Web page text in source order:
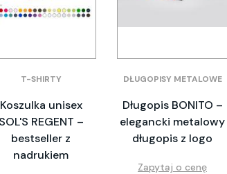
T-SHIRTY
Koszulka unisex
SOL'S REGENT –
bestseller z
nadrukiem
DŁUGOPISY METALOWE
Długopis BONITO –
elegancki metalowy
długopis z logo
Zapytaj o cenę